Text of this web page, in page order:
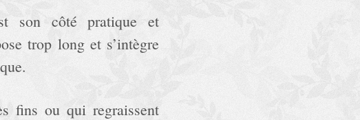
son côté pratique et
trop long et s’intègre
fins ou qui regraissent